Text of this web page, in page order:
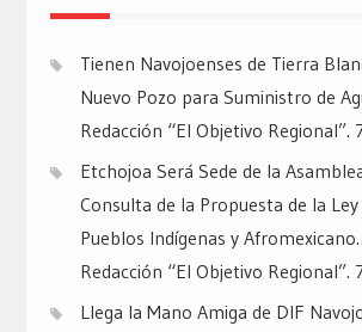
Tienen Navojoenses de Tierra
Nuevo Pozo para Suministro de
Redacción “El Objetivo Regional”.
Etchojoa Será Sede de la
Consulta de la Propuesta de la
Pueblos Indígenas y
Redacción “El Objetivo Regional”.
Llega la Mano Amiga de DIF